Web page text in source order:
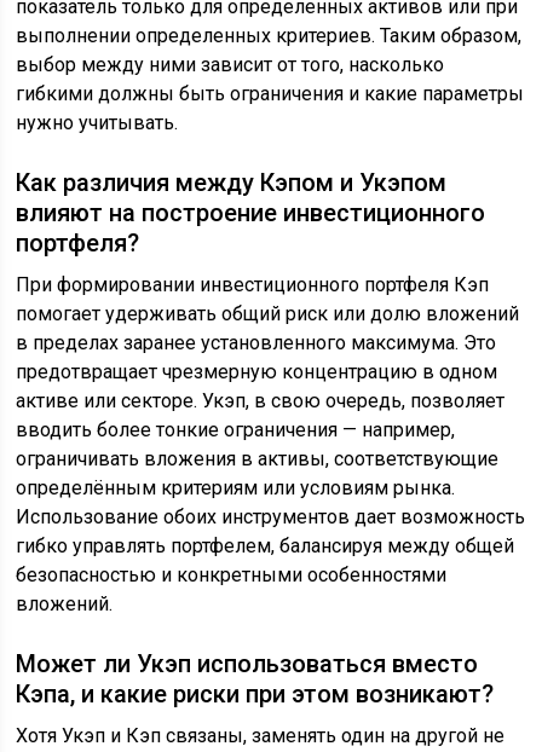
показатель только для определенных активов или при
выполнении определенных критериев. Таким образом,
выбор между ними зависит от того, насколько
гибкими должны быть ограничения и какие параметры
нужно учитывать.
Как различия между Кэпом и Укэпом
влияют на построение инвестиционного
портфеля?
При формировании инвестиционного портфеля Кэп
помогает удерживать общий риск или долю вложений
в пределах заранее установленного максимума. Это
предотвращает чрезмерную концентрацию в одном
активе или секторе. Укэп, в свою очередь, позволяет
вводить более тонкие ограничения — например,
ограничивать вложения в активы, соответствующие
определённым критериям или условиям рынка.
Использование обоих инструментов дает возможность
гибко управлять портфелем, балансируя между общей
безопасностью и конкретными особенностями
вложений.
Может ли Укэп использоваться вместо
Кэпа, и какие риски при этом возникают?
Хотя Укэп и Кэп связаны, заменять один на другой не